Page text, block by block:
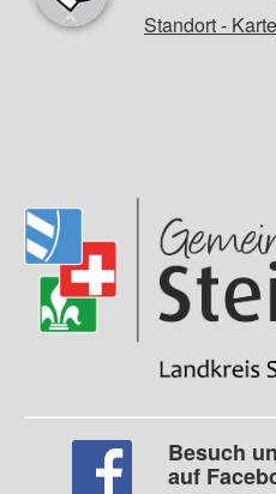
Standort - Karte
Besuch
auf